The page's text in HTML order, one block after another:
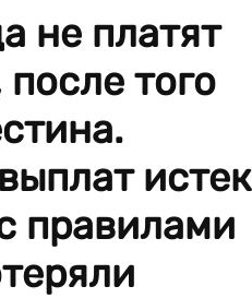
не платят
того
истек
правилами